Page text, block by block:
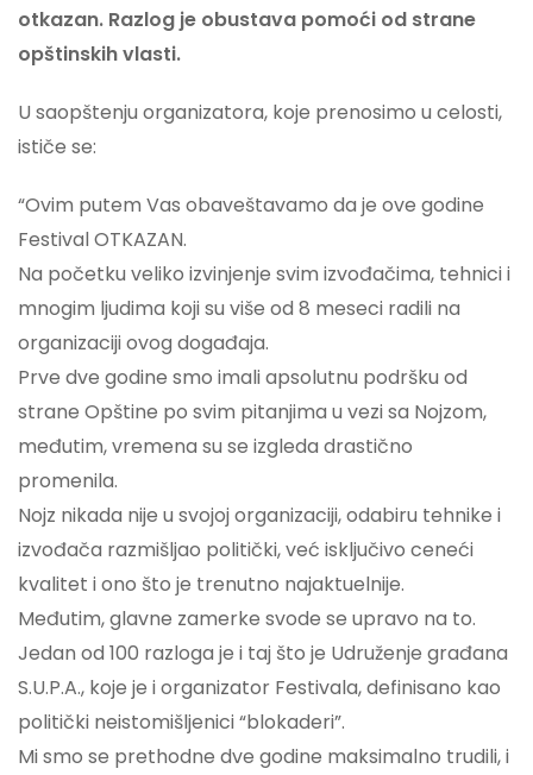
otkazan. Razlog je obustava pomoći od strane
opštinskih vlasti.
U saopštenju organizatora, koje prenosimo u celosti,
ističe se:
“Ovim putem Vas obaveštavamo da je ove godine
Festival OTKAZAN.
Na početku veliko izvinjenje svim izvođačima, tehnici i
mnogim ljudima koji su više od 8 meseci radili na
organizaciji ovog događaja.
Prve dve godine smo imali apsolutnu podršku od
strane Opštine po svim pitanjima u vezi sa Nojzom,
međutim, vremena su se izgleda drastično
promenila.
Nojz nikada nije u svojoj organizaciji, odabiru tehnike i
izvođača razmišljao politički, već isključivo ceneći
kvalitet i ono što je trenutno najaktuelnije.
Međutim, glavne zamerke svode se upravo na to.
Jedan od 100 razloga je i taj što je Udruženje građana
S.U.P.A., koje je i organizator Festivala, definisano kao
politički neistomišljenici “blokaderi”.
Mi smo se prethodne dve godine maksimalno trudili, i